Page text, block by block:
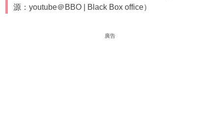
源：youtube＠BBO | Black Box office）
廣告